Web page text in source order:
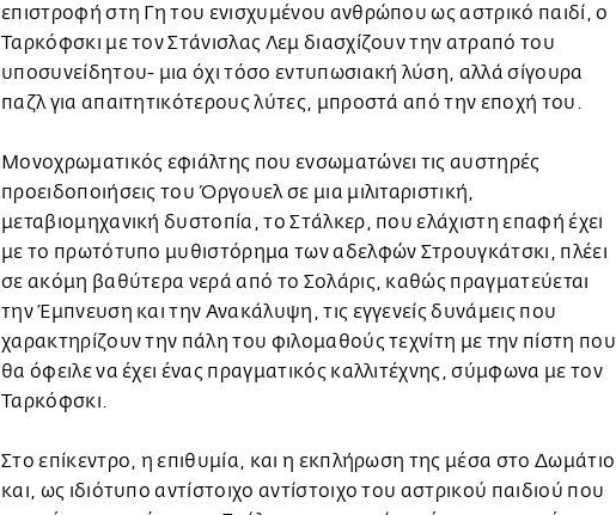
επιστροφή στη Γη του ενισχυμένου ανθρώπου ως αστρικό παιδί, ο
Ταρκόφσκι με τον Στάνισλας Λεμ διασχίζουν την ατραπό του
υποσυνείδητου- μια όχι τόσο εντυπωσιακή λύση, αλλά σίγουρα
παζλ για απαιτητικότερους λύτες, μπροστά από την εποχή του.
Μονοχρωματικός εφιάλτης που ενσωματώνει τις αυστηρές
προειδοποιήσεις του Όργουελ σε μια μιλιταριστική,
μεταβιομηχανική δυστοπία, το Στάλκερ, που ελάχιστη επαφή έχει
με το πρωτότυπο μυθιστόρημα των αδελφών Στρουγκάτσκι, πλέει
σε ακόμη βαθύτερα νερά από το Σολάρις, καθώς πραγματεύεται
την Έμπνευση και την Ανακάλυψη, τις εγγενείς δυνάμεις που
χαρακτηρίζουν την πάλη του φιλομαθούς τεχνίτη με την πίστη που
θα όφειλε να έχει ένας πραγματικός καλλιτέχνης, σύμφωνα με τον
Ταρκόφσκι.
Στο επίκεντρο, η επιθυμία, και η εκπλήρωση της μέσα στο Δωμάτιο
και, ως ιδιότυπο αντίστοιχο αντίστοιχο του αστρικού παιδιού που